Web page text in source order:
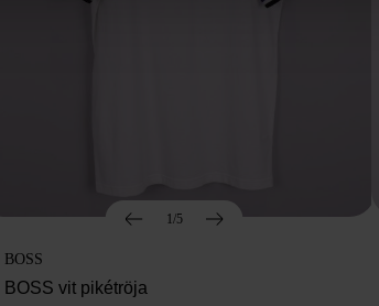
1/5
BOSS
BOSS vit pikétröja